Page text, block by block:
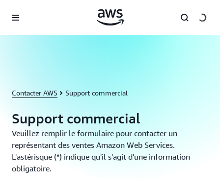
Contacter AWS Support commercial
Support commercial
Veuillez remplir le formulaire pour contacter un
représentant des ventes Amazon Web Services.
L'astérisque (*) indique qu'il s'agit d'une information
obligatoire.